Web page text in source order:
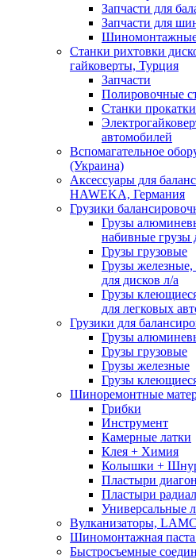
Запчасти для
Запчасти для
Станки рихтовки
гайковерты, Турция
Запчасти
Полировочные
Станки
автомобилей
Вспомагательное
(Украина)
Аксессуары для
HAWEKA, Германия
Грузики
Грузы
набивные грузы
Грузы грузовые
Грузы железные,
для дисков л/а
Грузы
для легковых
Грузики для
Грузы
Грузы грузовые
Грузы железные
Грузы
Шиноремонтные
Грибки
Инструмент
Камерные латки
Клея + Химия
Колышки +
Пластыри
Пластыри
Универсальные
Вулканизаторы,
Шиномонтажная
Быстросъемные